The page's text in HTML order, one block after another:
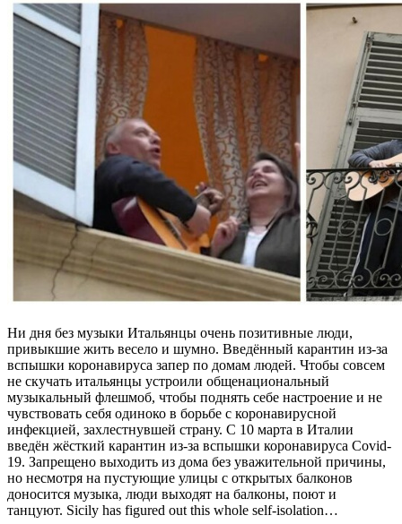
Ни дня без музыки Итальянцы очень позитивные люди,
привыкшие жить весело и шумно. Введённый карантин из-за
вспышки коронавируса запер по домам людей. Чтобы совсем
не скучать итальянцы устроили общенациональный
музыкальный флешмоб, чтобы поднять себе настроение и не
чувствовать себя одиноко в борьбе с коронавирусной
инфекцией, захлестнувшей страну. С 10 марта в Италии
введён жёсткий карантин из-за вспышки коронавируса Covid-
19. Запрещено выходить из дома без уважительной причины,
но несмотря на пустующие улицы с открытых балконов
доносится музыка, люди выходят на балконы, поют и
танцуют. Sicily has figured out this whole self-isolation…